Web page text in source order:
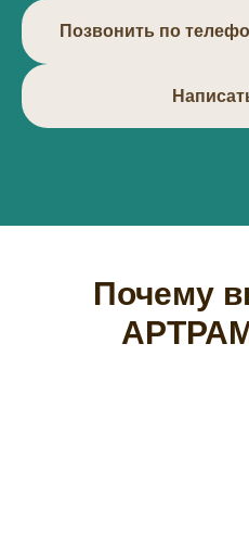
Позвонить по
Почему